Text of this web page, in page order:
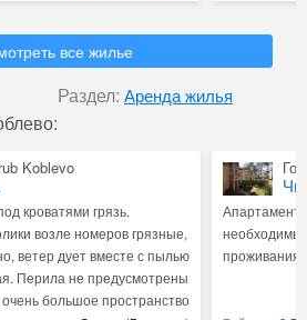
все жилье
Раздел: Аренда жилья
Koblevo
кроватями грязь.
возле номеров грязные,
ветер дует вместе с пылью
Перила не предусмотрены
большое пространство
проживания